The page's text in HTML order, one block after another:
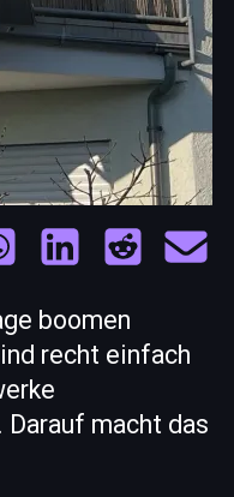
boomen
recht einfach
macht das